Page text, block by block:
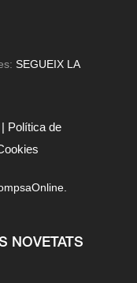
SEGUEIX LA
Política de
NOVETATS